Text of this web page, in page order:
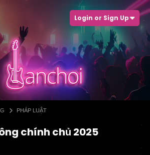
Login or Sign Up
PHÁP LUẬT
chính chủ 2025